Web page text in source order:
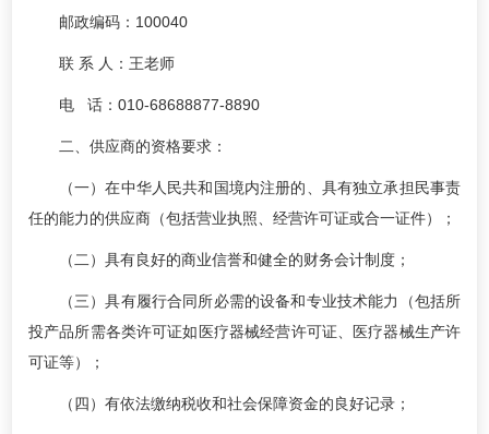
邮政编码：100040
联 系 人：王老师
电 话：010-68688877-8890
二、供应商的资格要求：
（一）在中华人民共和国境内注册的、具有独立承担民事责
任的能力的供应商（包括营业执照、经营许可证或合一证件）；
（二）具有良好的商业信誉和健全的财务会计制度；
（三）具有履行合同所必需的设备和专业技术能力（包括所
投产品所需各类许可证如医疗器械经营许可证、医疗器械生产许
可证等）；
（四）有依法缴纳税收和社会保障资金的良好记录；